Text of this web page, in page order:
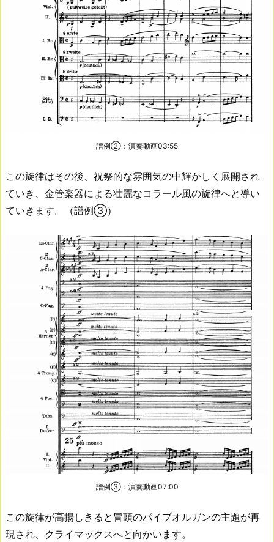
譜例②：演奏動画03:55
この旋律はその後、祝祭的な雰囲気の中輝かしく展開され
ていき、金管楽器による壮麗なコラール風の旋律へと導い
ていきます。（譜例③）
譜例③：演奏動画07:00
この旋律が高揚しきると冒頭のパイプオルガンの主題が再
現され、クライマックスへと向かいます。